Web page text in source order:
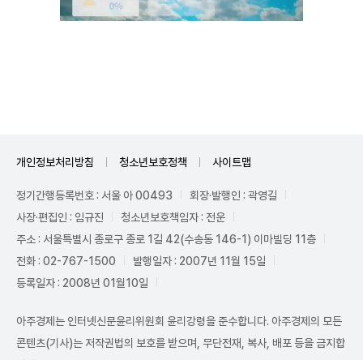
개인정보처리방침 청소년보호정책 사이트맵
정기간행등록번호 : 서울 아 00493
회장·발행인 : 곽영길
사장·편집인 : 임규진
청소년보호책임자 : 전운
주소 : 서울특별시 종로구 종로 1길 42(수송동 146-1) 이마빌딩 11층
전화 : 02-767-1500
발행일자 : 2007년 11월 15일
등록일자 : 2008년 01월10일
아주경제는 인터넷신문윤리위원회 윤리강령을 준수합니다. 아주경제의 모든
콘텐츠(기사)는 저작권법의 보호를 받으며, 무단전재, 복사, 배포 등을 금지합